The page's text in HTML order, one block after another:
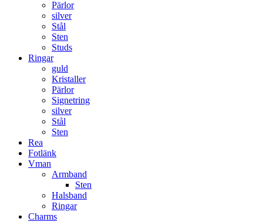
Pärlor
silver
Stål
Sten
Studs
Ringar
guld
Kristaller
Pärlor
Signetring
silver
Stål
Sten
Rea
Fotlänk
Vman
Armband
Sten
Halsband
Ringar
Charms